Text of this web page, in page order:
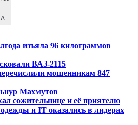
изъяла 96 килограммов
ВАЗ-2115
мошенникам 847
Махмутов
сожительнице и её приятелю
и IT оказались в лидерах